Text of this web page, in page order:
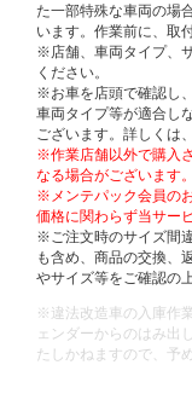
た一部特殊な車両の場
います。作業前に、取
※店舗、車両タイプ、
ください。
※お車を店頭で確認し
車両タイプ等が適合し
ございます。詳しくは
※作業店舗以外で購入
なる場合がございます
※メンテパック会員の
価格に関わらず当サー
※ご注文時のサイズ間
も含め、商品の交換、
やサイズ等をご確認の
※違法改造車の入庫作
ェンダーからのはみ出
たしかねますので、予